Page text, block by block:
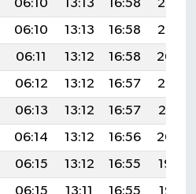
06:10 13:13 16:58
20:06
06:10 13:13 16:58
20:05
06:11 13:12 16:58
20:04
06:12 13:12 16:57
20:02
06:13 13:12 16:57
20:01
06:14 13:12 16:56
20:00
06:15 13:12 16:55
19:59